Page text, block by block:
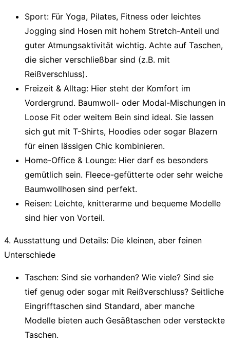
Sport: Für Yoga, Pilates, Fitness oder leichtes
Jogging sind Hosen mit hohem Stretch-Anteil und
guter Atmungsaktivität wichtig. Achte auf Taschen,
die sicher verschließbar sind (z.B. mit
Reißverschluss).
Freizeit & Alltag: Hier steht der Komfort im
Vordergrund. Baumwoll- oder Modal-Mischungen in
Loose Fit oder weitem Bein sind ideal. Sie lassen
sich gut mit T-Shirts, Hoodies oder sogar Blazern
für einen lässigen Chic kombinieren.
Home-Office & Lounge: Hier darf es besonders
gemütlich sein. Fleece-gefütterte oder sehr weiche
Baumwollhosen sind perfekt.
Reisen: Leichte, knitterarme und bequeme Modelle
sind hier von Vorteil.
4. Ausstattung und Details: Die kleinen, aber feinen
Unterschiede
Taschen: Sind sie vorhanden? Wie viele? Sind sie
tief genug oder sogar mit Reißverschluss? Seitliche
Eingrifftaschen sind Standard, aber manche
Modelle bieten auch Gesäßtaschen oder versteckte
Taschen.